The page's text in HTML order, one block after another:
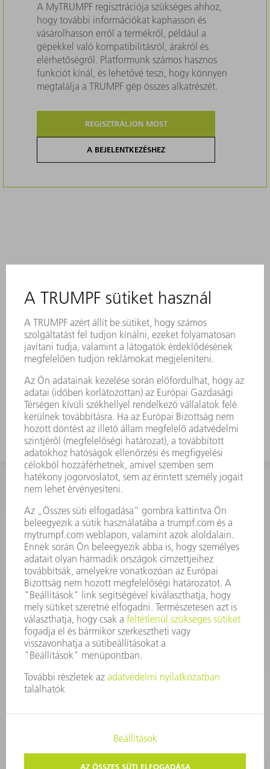
A MyTRUMPF regisztrációja szükséges ahhoz,
hogy további információkat kaphasson és
vásárolhasson erről a termékről, például a
gépekkel való kompatibilitásról, árakról és
elérhetőségről. Platformunk számos hasznos
funkciót kínál, és lehetővé teszi, hogy könnyen
megtalálja a TRUMPF gép összes alkatrészét.
REGISZTRÁLJON MOST
A BEJELENTKEZÉSHEZ
KAPCSOLAT
Szerszám
3628576045
08.00 - 16.30
szerszam@hu.trumpf.com
KAPCSOLAT
Alkatrész
3628576035
08.00 - 16.30
alkatresz@hu.trumpf.com
ADATVÉDELEM SZERZŐI JOG ÉS MÁRKAJELZÉS